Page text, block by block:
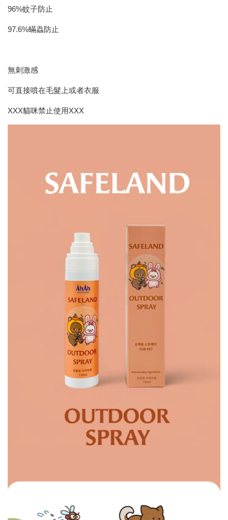
96%蚊子防止
97.6%蟎蟲防止
無刺激感
可直接噴在毛髮上或者衣服
XXX貓咪禁止使用XXX